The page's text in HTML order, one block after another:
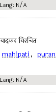
Lang: N/A
विरचित
mahipati, puran
Lang: N/A